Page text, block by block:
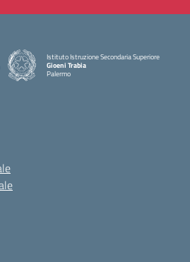
Istituto Istruzione Secondaria Superiore
Gioeni Trabia
Palermo